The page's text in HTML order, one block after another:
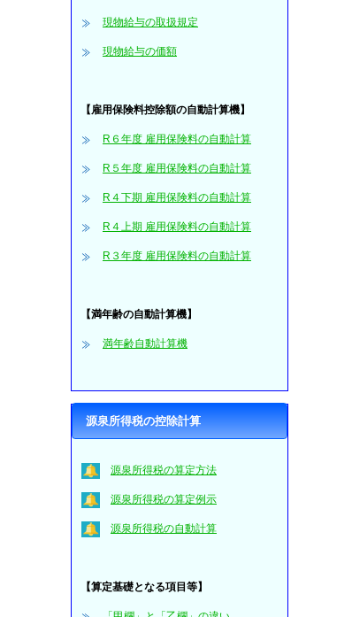
現物給与の取扱規定
現物給与の価額
【雇用保険料控除額の自動計算機】
R６年度 雇用保険料の自動計算
R５年度 雇用保険料の自動計算
R４下期 雇用保険料の自動計算
R４上期 雇用保険料の自動計算
R３年度 雇用保険料の自動計算
【満年齢の自動計算機】
満年齢自動計算機
源泉所得税の控除計算
源泉所得税の算定方法
源泉所得税の算定例示
源泉所得税の自動計算
【算定基礎となる項目等】